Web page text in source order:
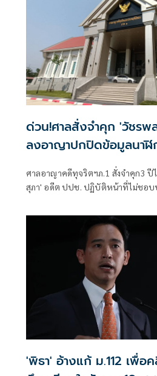
ด่วน!ศาลสั่งจำคุก 'วัชรพ
ลงอาญาปกปิดข้อมูลนาฬิ
ศาลอาญาคดีทุจริตฯภ.1 สั่งจำคุก3 ปี
สุภา' อดีต ปปช. ปฏิบัติหน้าที่ไม่ชอบ
'พิธา' อ้างแก้ ม.112 เพื่อ